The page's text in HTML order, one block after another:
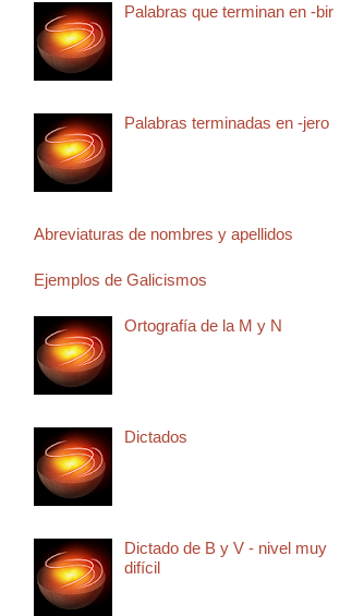
Palabras que terminan en -bir
Palabras terminadas en -jero
Abreviaturas de nombres y apellidos
Ejemplos de Galicismos
Ortografía de la M y N
Dictados
Dictado de B y V - nivel muy
difícil